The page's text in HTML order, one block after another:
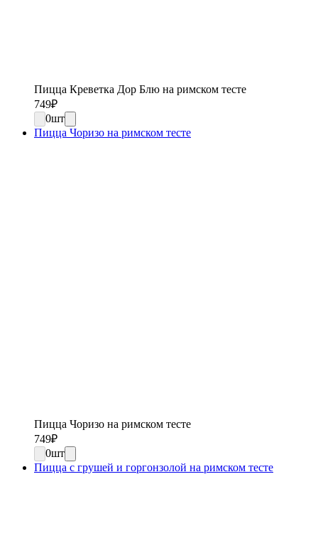
Пицца Креветка Дор Блю на римском тесте
749₽
0шт
Пицца Чоризо на римском тесте
Пицца Чоризо на римском тесте
749₽
0шт
Пицца с грушей и горгонзолой на римском тесте